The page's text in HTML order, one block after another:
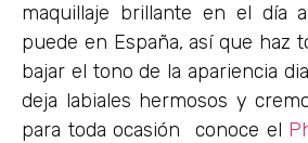
maquillaje brillante en el día
puede en España, así que haz
bajar el tono de la apariencia
deja labiales hermosos y
para toda ocasión conoce el